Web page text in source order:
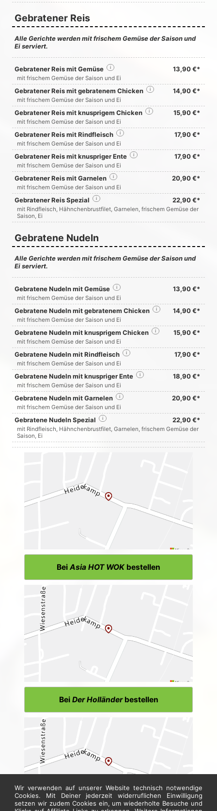
Gebratener Reis
Alle Gerichte werden mit frischem Gemüse der Saison und
Ei serviert.
Gebratener Reis mit Gemüse 13,90 €*
i
mit frischem Gemüse der Saison und Ei
Gebratener Reis mit gebratenem Chicken 14,90 €*
i
mit frischem Gemüse der Saison und Ei
Gebratener Reis mit knusprigem Chicken 15,90 €*
i
mit frischem Gemüse der Saison und Ei
Gebratener Reis mit Rindfleisch 17,90 €*
i
mit frischem Gemüse der Saison und Ei
Gebratener Reis mit knuspriger Ente 17,90 €*
i
mit frischem Gemüse der Saison und Ei
Gebratener Reis mit Garnelen 20,90 €*
i
mit frischem Gemüse der Saison und Ei
Gebratener Reis Spezial 22,90 €*
i
mit Rindfleisch, Hähnchenbrustfilet, Garnelen, frischem Gemüse der
Saison, Ei
Gebratene Nudeln
Alle Gerichte werden mit frischem Gemüse der Saison und
Ei serviert.
Gebratene Nudeln mit Gemüse 13,90 €*
i
mit frischem Gemüse der Saison und Ei
Gebratene Nudeln mit gebratenem Chicken 14,90 €*
i
mit frischem Gemüse der Saison und Ei
Gebratene Nudeln mit knusprigem Chicken 15,90 €*
i
mit frischem Gemüse der Saison und Ei
Gebratene Nudeln mit Rindfleisch 17,90 €*
i
mit frischem Gemüse der Saison und Ei
Gebratene Nudeln mit knuspriger Ente 18,90 €*
i
mit frischem Gemüse der Saison und Ei
Gebratene Nudeln mit Garnelen 20,90 €*
i
mit frischem Gemüse der Saison und Ei
Gebratene Nudeln Spezial 22,90 €*
i
mit Rindfleisch, Hähnchenbrustfilet, Garnelen, frischem Gemüse der
Saison, Ei
Bei Asia HOT WOKbestellen
Bei Der Holländerbestellen
Wir verwenden auf unserer Website technisch notwendige
Cookies. Mit Deiner jederzeit widerruflichen Einwilligung
setzen wir zudem Cookies ein, um wiederholte Besuche und